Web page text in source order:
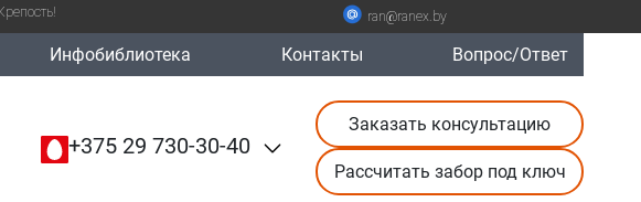
ran@ranex.by
Инфобиблиотека Контакты Вопрос/Ответ
+375 29 730-30-40
Заказать консультацию
Рассчитать забор под ключ